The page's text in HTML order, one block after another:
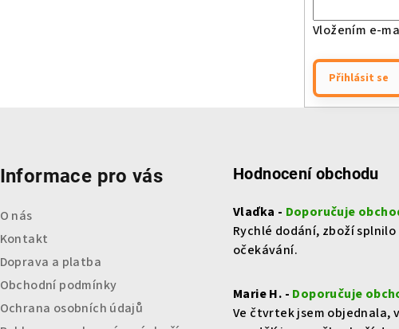
Vložením e-
Přihlásit se
Informace pro vás
O nás
Kontakt
Doprava a platba
Obchodní podmínky
Ochrana osobních údajů
Hodnocení obchodu
Vlaďka - Doporučuje
Rychlé dodání, zboží splnilo
očekávání.
Marie H. - Doporučuje
Ve čtvrtek jsem objednala, v